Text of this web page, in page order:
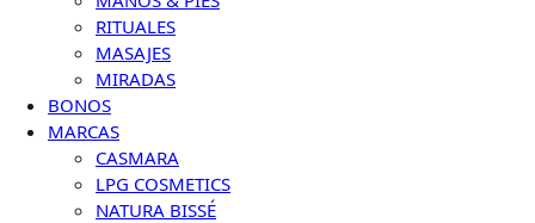
RITUALES
MASAJES
MIRADAS
BONOS
MARCAS
CASMARA
LPG COSMETICS
NATURA BISSÉ